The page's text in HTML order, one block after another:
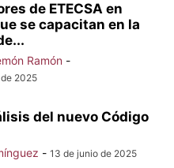
de ETECSA en
se capacitan en la
Ramón -
2025
del nuevo Código
- 13 de junio de 2025